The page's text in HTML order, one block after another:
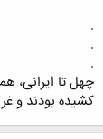
.
.
.
چهل تا ایرانی،
كشیده بودند و